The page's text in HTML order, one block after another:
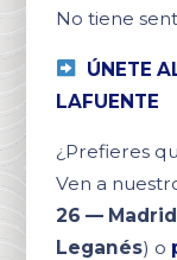
No tiene
ÚNETE
LAFUENTE
¿Prefieres
Ven a
26 — Madrid
Leganés) o